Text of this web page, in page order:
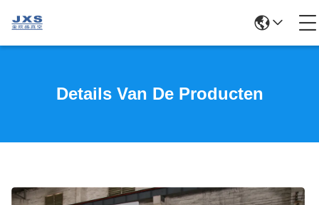
Details Van De Producten